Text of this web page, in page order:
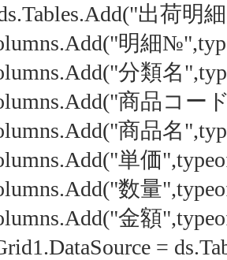
出荷明
明細
分類名
商品コー
商品名
単価
数量
金額
=